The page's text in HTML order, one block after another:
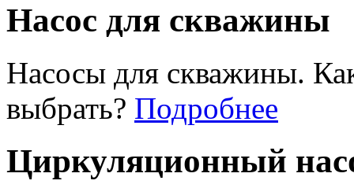
Насос для скважины
Насосы для скважины.
выбрать? Подробнее
Циркуляционный